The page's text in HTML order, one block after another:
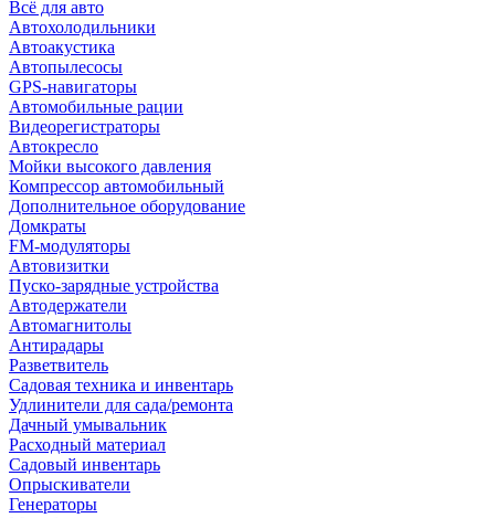
Всё для авто
Автохолодильники
Автоакустика
Автопылесосы
GPS-навигаторы
Автомобильные рации
Видеорегистраторы
Автокресло
Мойки высокого давления
Компрессор автомобильный
Дополнительное оборудование
Домкраты
FM-модуляторы
Автовизитки
Пуско-зарядные устройства
Автодержатели
Автомагнитолы
Антирадары
Разветвитель
Садовая техника и инвентарь
Удлинители для сада/ремонта
Дачный умывальник
Расходный материал
Садовый инвентарь
Опрыскиватели
Генераторы